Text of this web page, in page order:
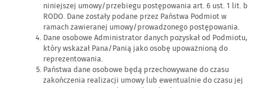
niniejszej umowy/przebiegu postępowania art. 6 ust. 1 lit. b
RODO. Dane zostały podane przez Państwa Podmiot w
ramach zawieranej umowy/prowadzonego postępowania.
Dane osobowe Administrator danych pozyskał od Podmiotu,
który wskazał Pana/Panią jako osobę upoważnioną do
reprezentowania.
Państwa dane osobowe będą przechowywane do czasu
zakończenia realizacji umowy lub ewentualnie do czasu jej